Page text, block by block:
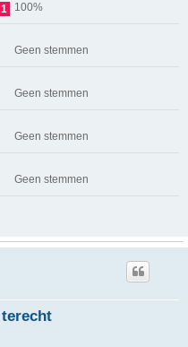
1
100%
Geen stemmen
Geen stemmen
Geen stemmen
Geen stemmen